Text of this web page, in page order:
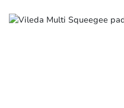
Slide 1 of 1